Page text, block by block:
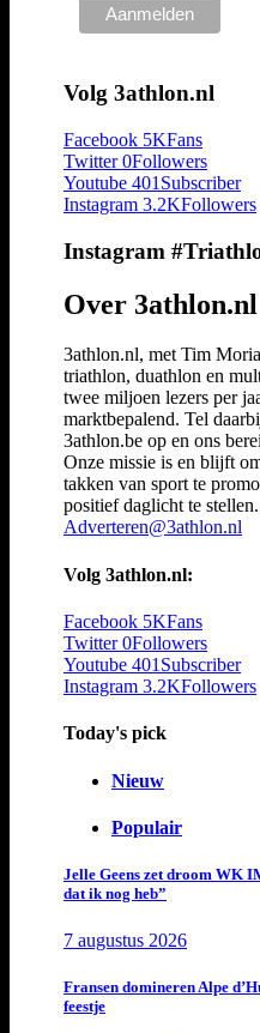
Volg 3athlon.nl
Facebook 5KFans
Twitter 0Followers
Youtube 401 Subscriber
Instagram 3.2KFollowers
Instagram
Over 3athlon.nl
3athlon.nl, met Tim
triathlon, duathlon en
twee miljoen lezers per
marktbepalend. Tel
3athlon.be op en ons
Onze missie is en blijft
takken van sport te
positief daglicht te
Adverteren@3athlon.nl
Volg 3athlon.nl:
Facebook 5KFans
Twitter 0Followers
Youtube 401 Subscriber
Instagram 3.2KFollowers
Today's pick
Nieuw
Populair
Jelle Geens zet droom WK
dat ik nog heb”
7 augustus 2026
Fransen domineren Alpe
feestje